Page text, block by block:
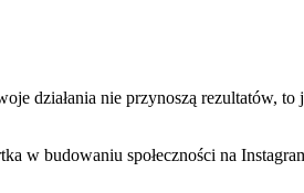
działania nie przynoszą rezultatów,
w budowaniu społeczności na